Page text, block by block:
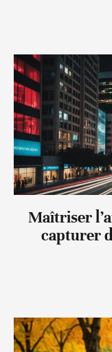
Maîtriser
capturer